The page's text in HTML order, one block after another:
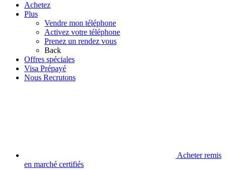
Achetez
Plus
Vendre mon téléphone
Activez votre téléphone
Prenez un rendez vous
Back
Offres spéciales
Visa Prépayé
Nous Recrutons
Acheter remis
en marché certifiés